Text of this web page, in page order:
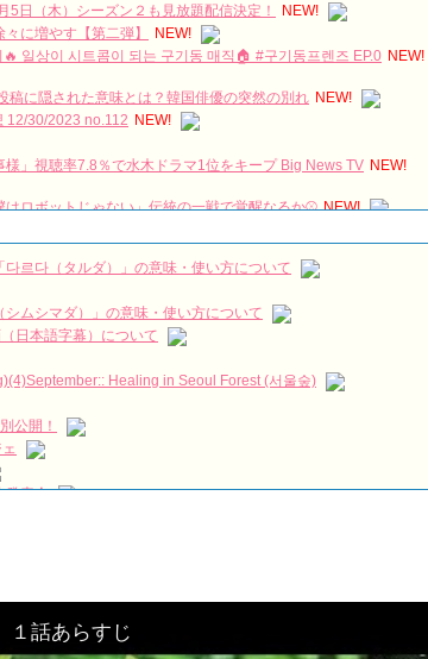
5日（木）シーズン２も見放題配信決定！
NEW!
に増やす【第二弾】
NEW!
일상이 시트콤이 되는 구기동 매직🏠 #구기동프렌즈 EP.0 NEW!
に隠された意味とは？韓国俳優の突然の別れ NEW!
12/30/2023 no.112 NEW!
」視聴率7.8％で水木ドラマ1位をキープ Big News TV NEW!
ロボットじゃない」伝統の一戦で覚醒なるか⚾ NEW!
にて独占先行配信開始！【30秒予告】
NEW!
の大君夫人#disneyplus #iu #byeonwooseok
신 &#39;한혜진 언니&#39; (ft. 도여니의 학창시절) | 편 먹고 갈래
にて先行レンタル開始！
손예진 Son Ye Jin-Crash Landing On You/ヒョンビン❤️ソンイ
…イ・ソンギョンら同僚芸能人から慰めの言葉が続々 – Taka
다르다（タルダ）」の意味・使い方について
シムシマダ）」の意味・使い方について
日本語字幕）について
Healing in Seoul Forest (서울숲)
公開！
表会
伝える“会いたいでしょ？” Big News TV
に出演確定…“台本を見た瞬間惹かれた” 20180123
１話あらすじ